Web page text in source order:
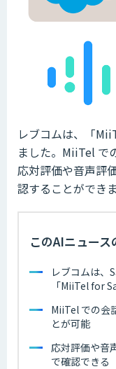
レブコムは、「
ました。MiiTel で
応対評価や音声評価
認することができま
このAIニュース
レブコムは、
「MiiTel for
MiiTel での会
とが可能
応対評価や音
で確認できる